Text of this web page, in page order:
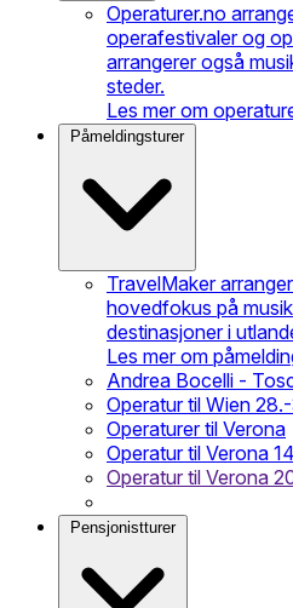
Operaturer.no
operafestivaler og
arrangerer også
steder.
Les mer om
Påmeldingsturer
TravelMaker
hovedfokus på
destinasjoner i
Les mer om
Andrea Bocelli -
Operatur til Wien
Operaturer til Verona
Operatur til Verona
Operatur til Verona
Pensjonistturer